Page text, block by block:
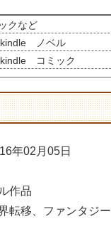
クなど
kindle ノベル
kindle コミック
年02月05日
作品
転移、ファンタジー